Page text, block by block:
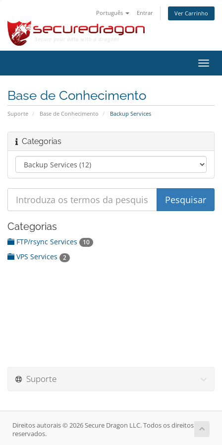
Português Entrar Ver Carrinho
Base de Conhecimento
Suporte Base de Conhecimento Backup Services
Categorias
Categorias
FTP/rsync Services 10
VPS Services 2
Suporte
Direitos autorais © 2026 Secure Dragon LLC. Todos os direitos
reservados.